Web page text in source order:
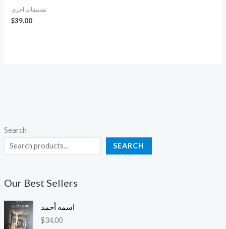
Search
SEARCH
Our Best Sellers
اسمه أحمد
$34.00
تصنيفات اخرى
$39.00